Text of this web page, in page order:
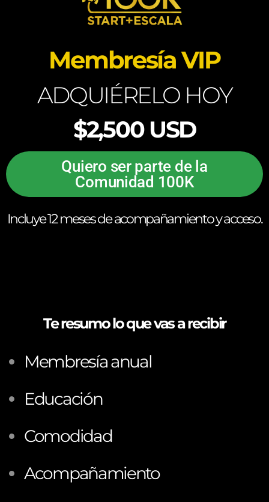
Membresía VIP
ADQUIÉRELO HOY
$2,500 USD
Quiero ser parte de la
Comunidad 100K
Incluye 12 meses de acompañamiento y acceso.
Te resumo lo que vas a recibir
Membresía anual
Educación
Comodidad
Acompañamiento